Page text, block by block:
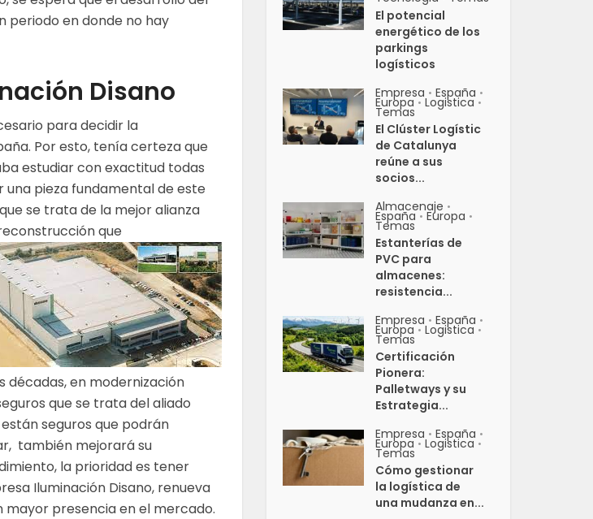
periodo en donde no hay
Disano
para decidir la
Por esto, tenía certeza que
estudiar con exactitud todas
una pieza fundamental de este
se trata de la mejor alianza
que
décadas, en modernización
que se trata del aliado
seguros que podrán
también mejorará su
la prioridad es tener
Iluminación Disano, renueva
mayor presencia en el mercado.
El potencial
energético de los
parkings
logísticos
Empresa • España •
Europa • Logistica •
Temas
El Clúster Logístic
de Catalunya
reúne a sus
socios...
Almacenaje •
España • Europa •
Temas
Estanterías de
PVC para
almacenes:
resistencia...
Empresa • España •
Europa • Logistica •
Temas
Certificación
Pionera:
Palletways y su
Estrategia...
Empresa • España •
Europa • Logistica •
Temas
Cómo gestionar
la logística de
una mudanza en...